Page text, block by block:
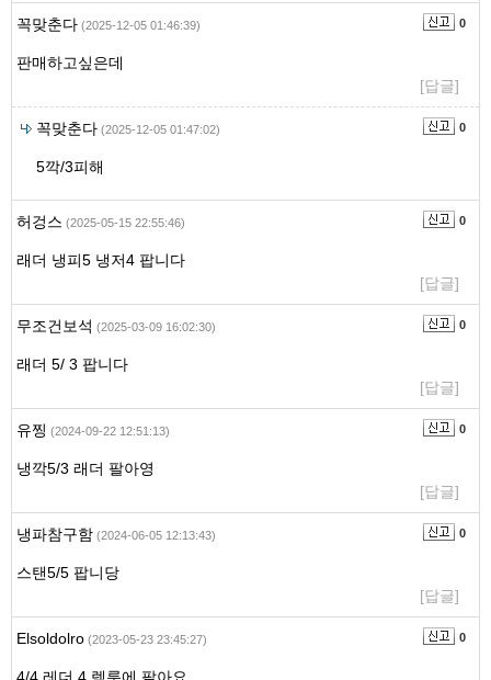
꼭맞춘다 (2025-12-05 01:46:39) 0
판매하고싶은데
[답글]
꼭맞춘다 (2025-12-05 01:47:02) 0
5깍/3피해
허겅스 (2025-05-15 22:55:46) 0
래더 냉피5 냉저4 팝니다
[답글]
무조건보석 (2025-03-09 16:02:30) 0
래더 5/ 3 팝니다
[답글]
유찡 (2024-09-22 12:51:13) 0
냉깍5/3 래더 팔아영
[답글]
냉파참구함 (2024-06-05 12:13:43) 0
스탠5/5 팝니당
[답글]
Elsoldolro (2023-05-23 23:45:27) 0